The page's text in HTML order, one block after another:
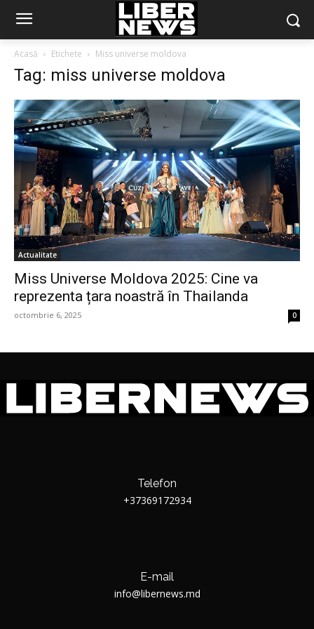
Acasă Etichete Miss universe moldova
Tag: miss universe moldova
Actualitate
Miss Universe Moldova 2025: Cine va
reprezenta țara noastră în Thailanda
octombrie 6, 2025 0
Telefon
+37369172934
E-mail
info@libernews.md